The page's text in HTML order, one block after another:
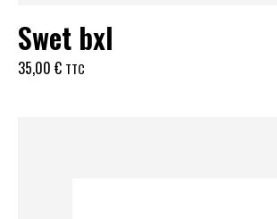
Swet bxl
35,00 € TTC